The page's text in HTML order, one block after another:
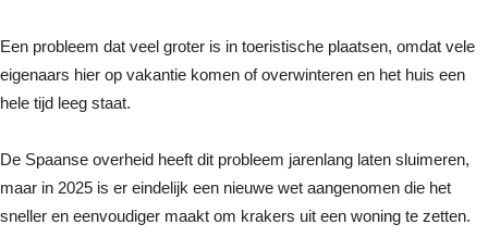
Een probleem dat veel groter is in toeristische plaatsen, omdat vele
eigenaars hier op vakantie komen of overwinteren en het huis een
hele tijd leeg staat.
De Spaanse overheid heeft dit probleem jarenlang laten sluimeren,
maar in 2025 is er eindelijk een nieuwe wet aangenomen die het
sneller en eenvoudiger maakt om krakers uit een woning te zetten.